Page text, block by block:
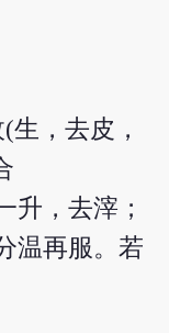
，去皮，
升，去滓；
温再服。若